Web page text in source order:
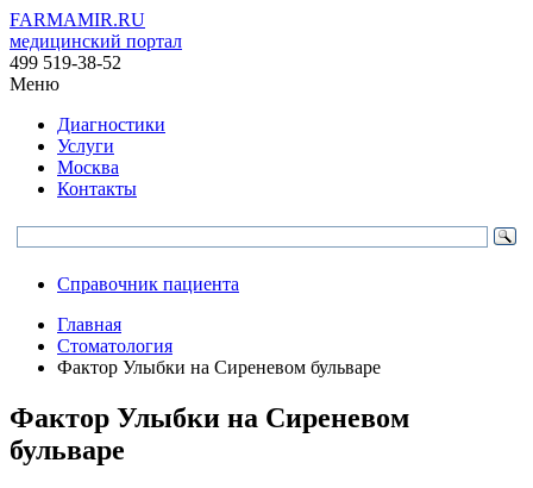
FARMAMIR.RU
медицинский портал
499 519-38-52
Меню
Диагностики
Услуги
Москва
Контакты
Справочник пациента
Главная
Стоматология
Фактор Улыбки на Сиреневом бульваре
Фактор Улыбки на Сиреневом
бульваре